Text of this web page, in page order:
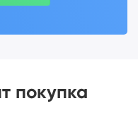
покупка